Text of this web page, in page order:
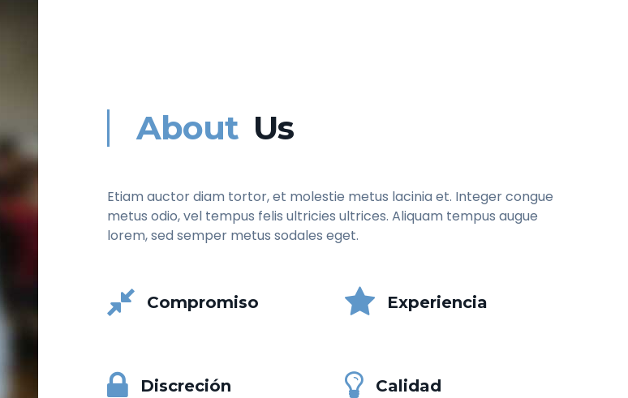
About Us
Etiam auctor diam tortor, et molestie metus lacinia et. Integer congue
metus odio, vel tempus felis ultricies ultrices. Aliquam tempus augue
lorem, sed semper metus sodales eget.
Compromiso Experiencia
Discreción Calidad